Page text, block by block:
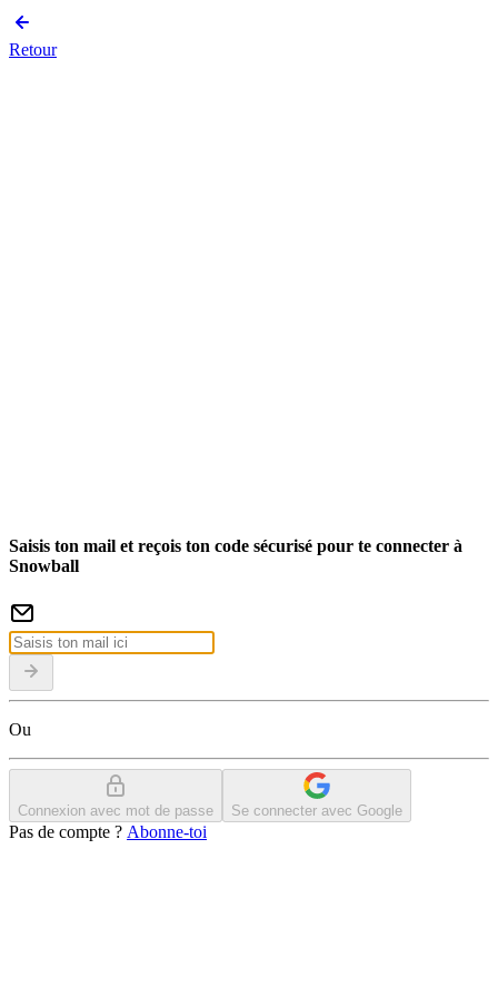
Retour
Saisis ton mail et reçois ton code sécurisé pour te connecter à
Snowball
Ou
Connexion avec mot de passe Se connecter avec Google
Pas de compte ? Abonne-toi